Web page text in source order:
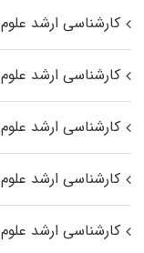
کارشناسی ارشد
کارشناسی ارشد
کارشناسی ارشد علوم
کارشناسی ارشد علوم
کارشناسی ارشد